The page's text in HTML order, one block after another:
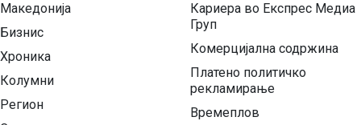
Македонија
Бизнис
Хроника
Колумни
Регион
Кариера во Експрес Медиа
Груп
Комерцијална содржина
Платено политичко
рекламирање
Времеплов